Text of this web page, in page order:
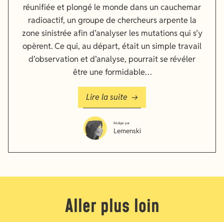
réunifiée et plongé le monde dans un cauchemar
radioactif, un groupe de chercheurs arpente la
zone sinistrée afin d’analyser les mutations qui s’y
opèrent. Ce qui, au départ, était un simple travail
d’observation et d’analyse, pourrait se révéler
être une formidable…
Lire la suite
Rédigé par
Lemenski
Aller plus loin